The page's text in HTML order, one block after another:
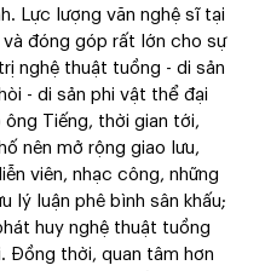
Lực lượng văn nghệ sĩ tại
đóng góp rất lớn cho sự
nghệ thuật tuồng - di sản
- di sản phi vật thể đại
ông Tiếng, thời gian tới,
nên mở rộng giao lưu,
viên, nhạc công, những
lý luận phê bình sân khấu;
huy nghệ thuật tuồng
Đồng thời, quan tâm hơn